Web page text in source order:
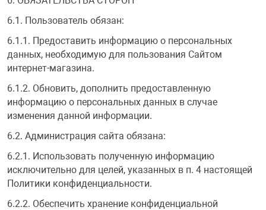
6.1. Пользователь обязан:
6.1.1. Предоставить информацию о персональных
данных, необходимую для пользования Сайтом
интернет-магазина.
6.1.2. Обновить, дополнить предоставленную
информацию о персональных данных в случае
изменения данной информации.
6.2. Администрация сайта обязана:
6.2.1. Использовать полученную информацию
исключительно для целей, указанных в п. 4 настоящей
Политики конфиденциальности.
6.2.2. Обеспечить хранение конфиденциальной